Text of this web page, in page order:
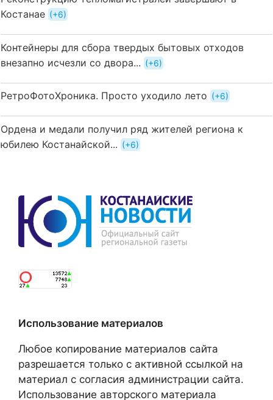
Костанае
+6
Контейнеры для сбора твердых бытовых отходов
внезапно исчезли со двора...
+6
РетроФотоХроника. Просто уходило лето +6
Ордена и медали получил ряд жителей региона к
юбилею Костанайской...
+6
Использование материалов
Любое копирование материалов сайта
разрешается только с активной ссылкой на
материал с согласия администрации сайта.
Использование авторского материала